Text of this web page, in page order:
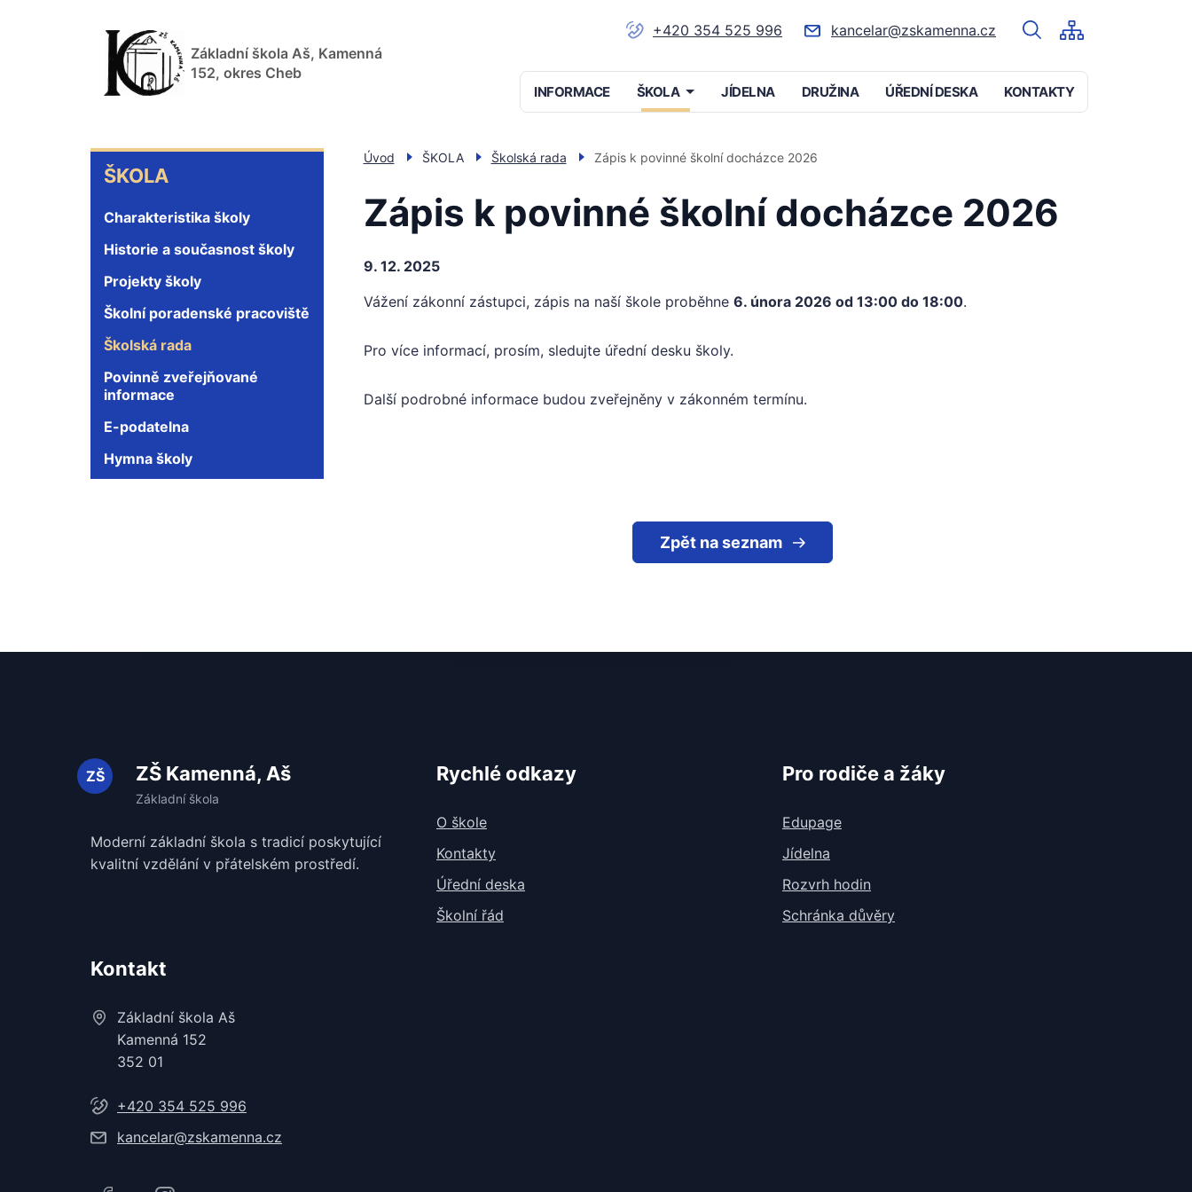
Základní škola Aš, Kamenná
152, okres Cheb
+420 354 525 996 kancelar@zskamenna.cz
Menu
navigace
INFORMACE ŠKOLA JÍDELNA DRUŽINA ÚŘEDNÍ DESKA KONTAKTY
INFORMACE
ŠKOLA
Charakteristika školy
Historie a současnost školy
Projekty školy
Školní poradenské pracoviště
Školská rada
Povinně zveřejňované
informace
E-podatelna
Hymna školy
Úvod ŠKOLA Školská rada Zápis k povinné školní docházce 2026
Zápis k povinné školní docházce 2026
9. 12. 2025
Vážení zákonní zástupci, zápis na naší škole proběhne 6. února 2026 od 13:00 do 18:00.
Pro více informací, prosím, sledujte úřední desku školy.
Další podrobné informace budou zveřejněny v zákonném termínu.
Zpět na seznam
ZŠ Kamenná, Aš
Moderní základní škola s tradicí poskytující
kvalitní vzdělání v přátelském prostředí.
Rychlé odkazy
O škole
Kontakty
Úřední deska
Školní řád
Pro rodiče a žáky
Edupage
Jídelna
Rozvrh hodin
Schránka důvěry
Kontakt
Základní škola Aš
Kamenná 152
352 01
+420 354 525 996
kancelar@zskamenna.cz